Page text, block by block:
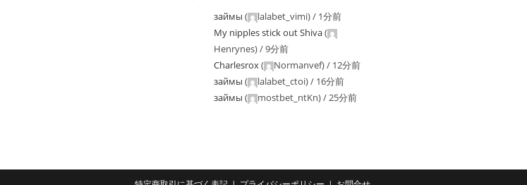
займы ( lalabet_vimi) / 1分前
My nipples stick out Shiva(
Henrynes) /9分前
Charlesrox( Normanvef) / 12分前
займы ( lalabet_ctoi) / 16分前
займы ( mostbet_ntKn) /25分前